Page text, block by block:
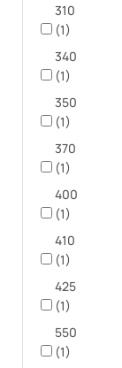
310
(1)
340
(1)
350
(1)
370
(1)
400
(1)
410
(1)
425
(1)
550
(1)